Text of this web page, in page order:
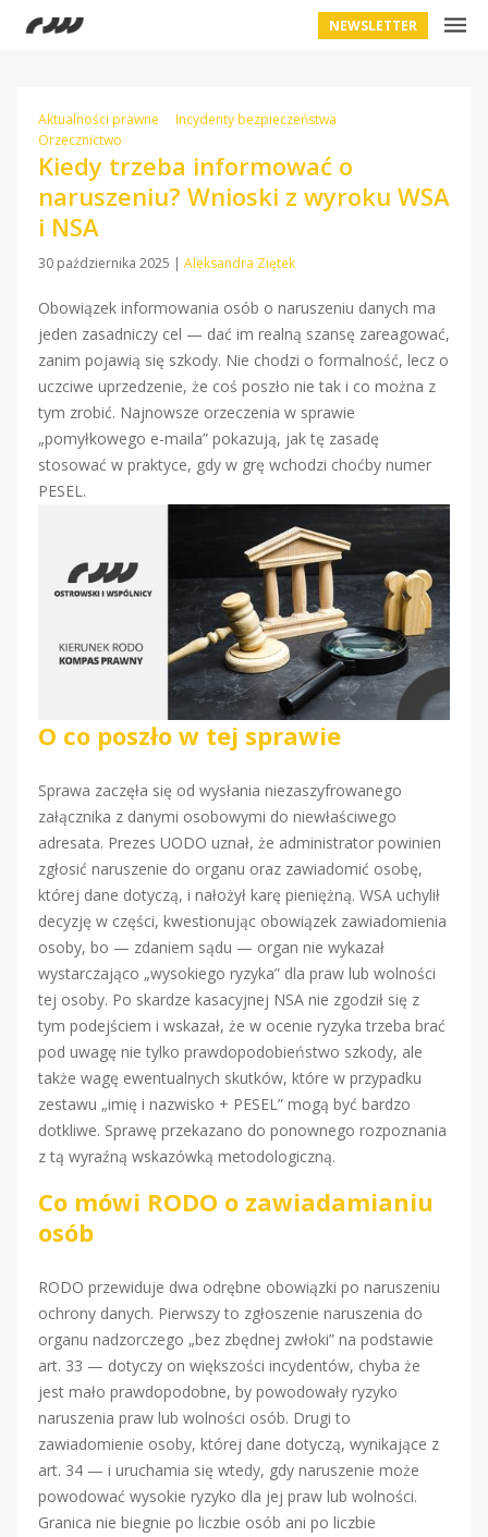
NEWSLETTER
Aktualności prawne
Incydenty bezpieczeństwa
Orzecznictwo
Kiedy trzeba informować o
naruszeniu? Wnioski z wyroku WSA
i NSA
30 października 2025 | Aleksandra Ziętek
Obowiązek informowania osób o naruszeniu danych ma
jeden zasadniczy cel — dać im realną szansę zareagować,
zanim pojawią się szkody. Nie chodzi o formalność, lecz o
uczciwe uprzedzenie, że coś poszło nie tak i co można z
tym zrobić. Najnowsze orzeczenia w sprawie
„pomyłkowego e-maila” pokazują, jak tę zasadę
stosować w praktyce, gdy w grę wchodzi choćby numer
PESEL.
O co poszło w tej sprawie
Sprawa zaczęła się od wysłania niezaszyfrowanego
załącznika z danymi osobowymi do niewłaściwego
adresata. Prezes UODO uznał, że administrator powinien
zgłosić naruszenie do organu oraz zawiadomić osobę,
której dane dotyczą, i nałożył karę pieniężną. WSA uchylił
decyzję w części, kwestionując obowiązek zawiadomienia
osoby, bo — zdaniem sądu — organ nie wykazał
wystarczająco „wysokiego ryzyka” dla praw lub wolności
tej osoby. Po skardze kasacyjnej NSA nie zgodził się z
tym podejściem i wskazał, że w ocenie ryzyka trzeba brać
pod uwagę nie tylko prawdopodobieństwo szkody, ale
także wagę ewentualnych skutków, które w przypadku
zestawu „imię i nazwisko + PESEL” mogą być bardzo
dotkliwe. Sprawę przekazano do ponownego rozpoznania
z tą wyraźną wskazówką metodologiczną.
Co mówi RODO o zawiadamianiu
osób
RODO przewiduje dwa odrębne obowiązki po naruszeniu
ochrony danych. Pierwszy to zgłoszenie naruszenia do
organu nadzorczego „bez zbędnej zwłoki” na podstawie
art. 33 — dotyczy on większości incydentów, chyba że
jest mało prawdopodobne, by powodowały ryzyko
naruszenia praw lub wolności osób. Drugi to
zawiadomienie osoby, której dane dotyczą, wynikające z
art. 34 — i uruchamia się wtedy, gdy naruszenie może
powodować wysokie ryzyko dla jej praw lub wolności.
Granica nie biegnie po liczbie osób ani po liczbie